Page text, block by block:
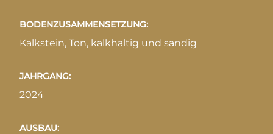
BODENZUSAMMENSETZUNG:
Kalkstein, Ton, kalkhaltig und sandig
JAHRGANG:
2024
AUSBAU: